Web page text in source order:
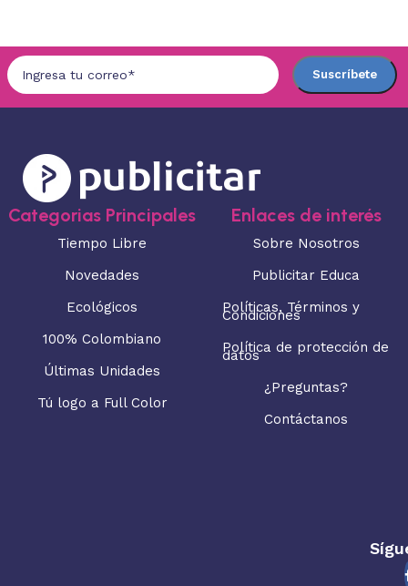
Categorias Principales
Tiempo Libre
Novedades
Ecológicos
100% Colombiano
Últimas Unidades
Tú logo a Full Color
Enlaces de interés
Sobre Nosotros
Publicitar Educa
Políticas, Términos y
Condiciones
Política de protección de
datos
¿Preguntas?
Contáctanos